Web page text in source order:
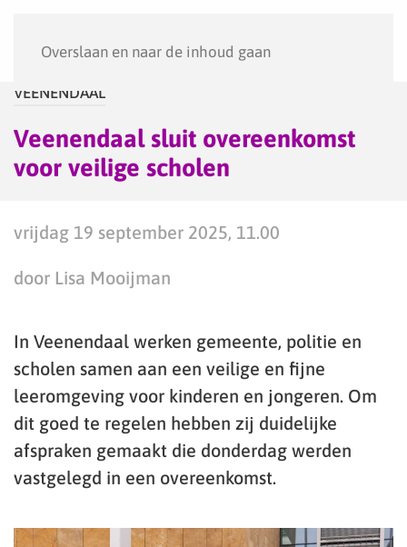
Overslaan en naar de inhoud gaan
VEENENDAAL
Veenendaal sluit overeenkomst
voor veilige scholen
vrijdag 19 september 2025, 11.00
door Lisa Mooijman
In Veenendaal werken gemeente, politie en
scholen samen aan een veilige en fijne
leeromgeving voor kinderen en jongeren. Om
dit goed te regelen hebben zij duidelijke
afspraken gemaakt die donderdag werden
vastgelegd in een overeenkomst.